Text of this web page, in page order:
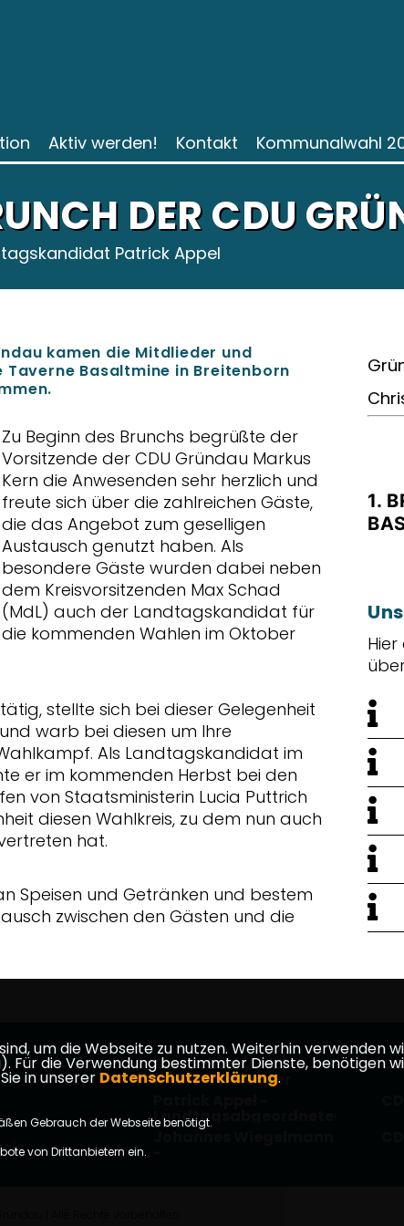
Aktiv werden! Kontakt Kommunalwahl
DER CDU
Patrick Appel
kamen die Mitdlieder und
Taverne Basaltmine in Breitenborn
Zu Beginn des Brunchs begrüßte der
Vorsitzende der CDU Gründau Markus
Kern die Anwesenden sehr herzlich und
freute sich über die zahlreichen Gäste,
die das Angebot zum geselligen
Austausch genutzt haben. Als
besondere Gäste wurden dabei neben
dem Kreisvorsitzenden Max Schad
(MdL) auch der Landtagskandidat für
die kommenden Wahlen im Oktober
stellte sich bei dieser Gelegenheit
warb bei diesen um Ihre
Als Landtagskandidat im
er im kommenden Herbst bei den
von Staatsministerin Lucia Puttrich
diesen Wahlkreis, zu dem nun auch
hat.
Speisen und Getränken und bestem
zwischen den Gästen und die
1.
Max Schad (MdL) -
Kreisvorsitzender
Landtagsabgeordneter
um die Webseite zu nutzen. Weiterhin verwenden
die Verwendung bestimmter Dienste, benötigen
in unserer Datenschutzerklärung.
Gebrauch der Webseite benötigt.
von Drittanbietern ein.